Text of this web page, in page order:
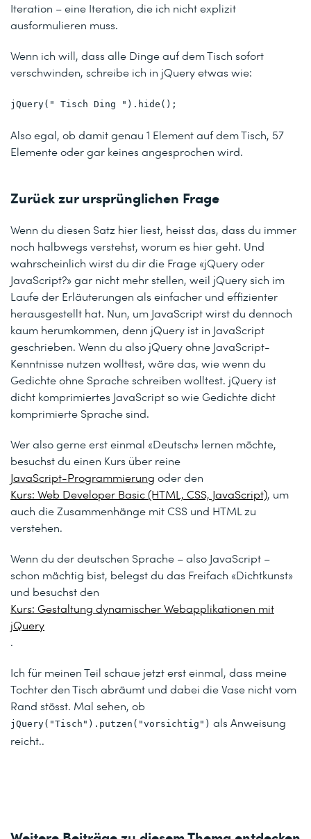
Iteration – eine Iteration, die ich nicht explizit
ausformulieren muss.
Wenn ich will, dass alle Dinge auf dem Tisch sofort
verschwinden, schreibe ich in jQuery etwas wie:
jQuery(" Tisch Ding ").hide();
Also egal, ob damit genau 1 Element auf dem Tisch, 57
Elemente oder gar keines angesprochen wird.
Zurück zur ursprünglichen Frage
Wenn du diesen Satz hier liest, heisst das, dass du immer
noch halbwegs verstehst, worum es hier geht. Und
wahrscheinlich wirst du dir die Frage «jQuery oder
JavaScript?» gar nicht mehr stellen, weil jQuery sich im
Laufe der Erläuterungen als einfacher und effizienter
herausgestellt hat. Nun, um JavaScript wirst du dennoch
kaum herumkommen, denn jQuery ist in JavaScript
geschrieben. Wenn du also jQuery ohne JavaScript-
Kenntnisse nutzen wolltest, wäre das, wie wenn du
Gedichte ohne Sprache schreiben wolltest. jQuery ist
dicht komprimiertes JavaScript so wie Gedichte dicht
komprimierte Sprache sind.
Wer also gerne erst einmal «Deutsch» lernen möchte,
besuchst du einen Kurs über reine
JavaScript-Programmierung oder den
Kurs: Web Developer Basic (HTML, CSS, JavaScript), um
auch die Zusammenhänge mit CSS und HTML zu
verstehen.
Wenn du der deutschen Sprache – also JavaScript –
schon mächtig bist, belegst du das Freifach «Dichtkunst»
und besuchst den
Kurs: Gestaltung dynamischer Webapplikationen mit
jQuery
.
Ich für meinen Teil schaue jetzt erst einmal, dass meine
Tochter den Tisch abräumt und dabei die Vase nicht vom
Rand stösst. Mal sehen, ob
jQuery("Tisch").putzen("vorsichtig") als Anweisung
reicht..